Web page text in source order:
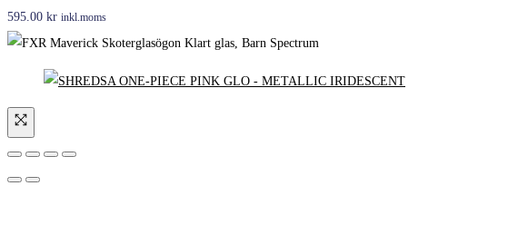
595.00 kr inkl.moms